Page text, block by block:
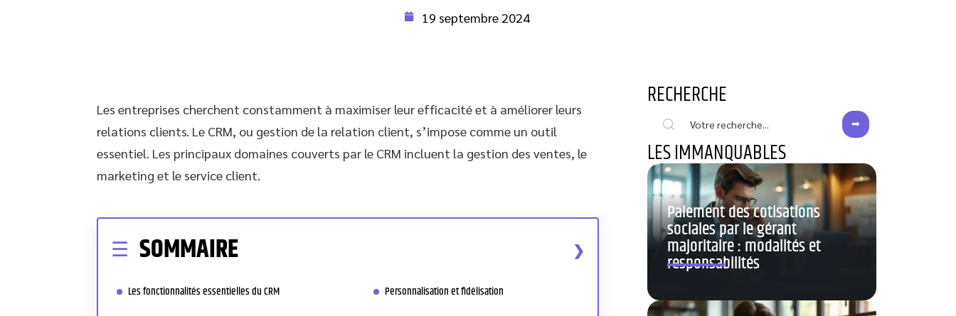
19 septembre 2024
Les entreprises cherchent constamment à maximiser leur efficacité et à améliorer leurs
relations clients. Le CRM, ou gestion de la relation client, s’impose comme un outil
essentiel. Les principaux domaines couverts par le CRM incluent la gestion des ventes, le
marketing et le service client.
SOMMAIRE
Les fonctionnalités essentielles du CRM Personnalisation et fidélisation
RECHERCHE
LES IMMANQUABLES
Paiement des cotisations
sociales par le gérant
majoritaire : modalités et
responsabilités